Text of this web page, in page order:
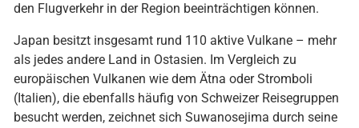
den Flugverkehr in der Region beeinträchtigen können.
Japan besitzt insgesamt rund 110 aktive Vulkane – mehr
als jedes andere Land in Ostasien. Im Vergleich zu
europäischen Vulkanen wie dem Ätna oder Stromboli
(Italien), die ebenfalls häufig von Schweizer Reisegruppen
besucht werden, zeichnet sich Suwanosejima durch seine